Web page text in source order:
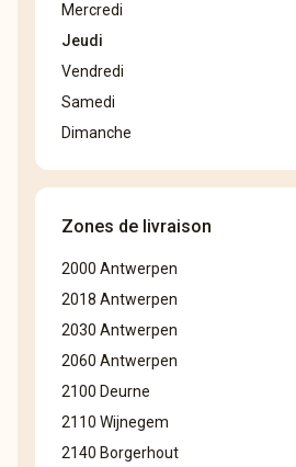
Mercredi
Jeudi
Vendredi
Samedi
Dimanche
Zones de livraison
2000 Antwerpen
2018 Antwerpen
2030 Antwerpen
2060 Antwerpen
2100 Deurne
2110 Wijnegem
2140 Borgerhout